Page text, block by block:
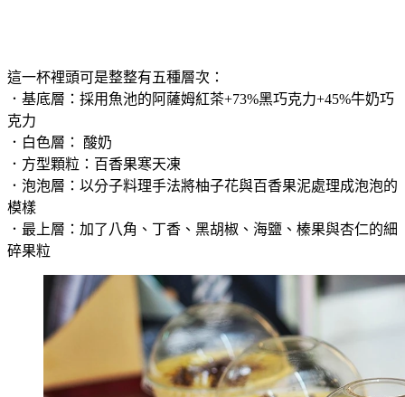
這一杯裡頭可是整整有五種層次：
．基底層：採用魚池的阿薩姆紅茶+73%黑巧克力+45%牛奶巧
克力
．白色層： 酸奶
．方型顆粒：百香果寒天凍
．泡泡層：以分子料理手法將柚子花與百香果泥處理成泡泡的
模樣
．最上層：加了八角、丁香、黑胡椒、海鹽、榛果與杏仁的細
碎果粒